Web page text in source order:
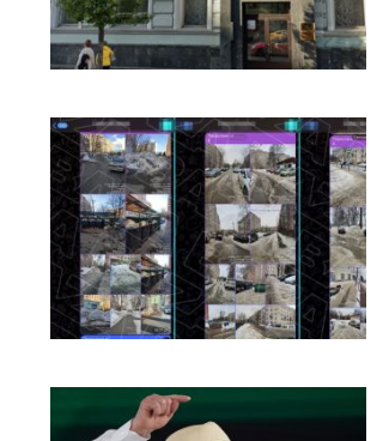
кто пришел на ключевые
посты в МО и почему их
выбрал Путин
вольной борьбе с
охранниками попала на
видеоВИДЕО
Клава Кока и Дима
Масленников сыграли
тайную свадьбу ФОТО
«Первый сценарий уже
запущен»: в России назвали
Киеву будет не до терактов